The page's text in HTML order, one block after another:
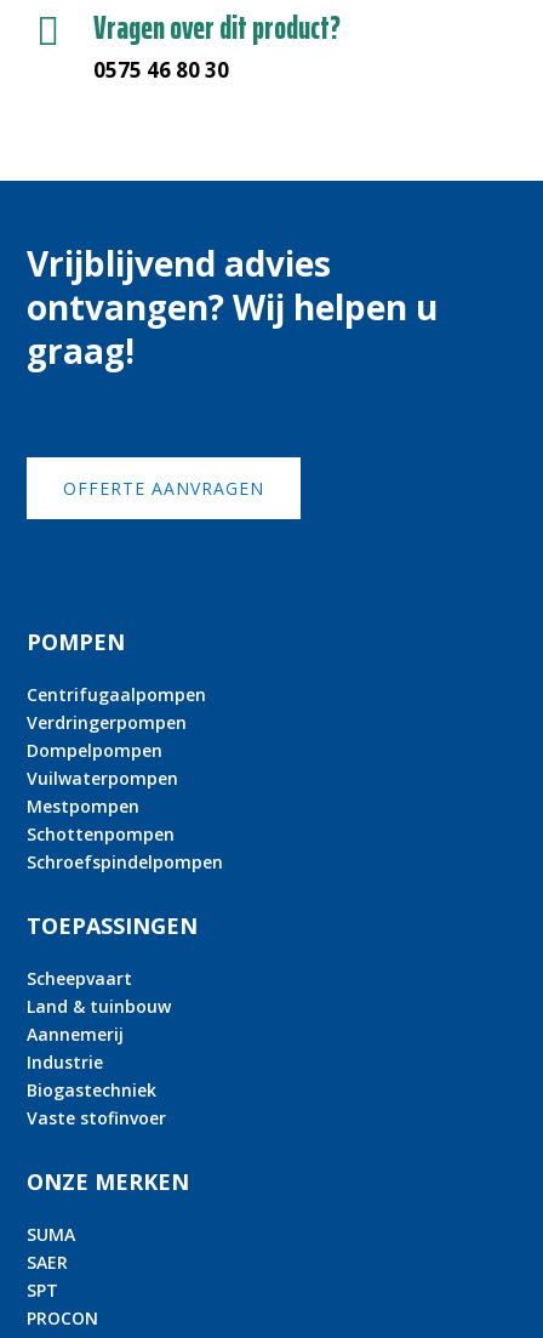
 Vragen over dit product?
0575 46 80 30
Vrijblijvend advies
ontvangen? Wij helpen u
graag!
OFFERTE AANVRAGEN
POMPEN
Centrifugaalpompen
Verdringerpompen
Dompelpompen
Vuilwaterpompen
Mestpompen
Schottenpompen
Schroefspindelpompen
TOEPASSINGEN
Scheepvaart
Land & tuinbouw
Aannemerij
Industrie
Biogastechniek
Vaste stofinvoer
ONZE MERKEN
SUMA
SAER
SPT
PROCON